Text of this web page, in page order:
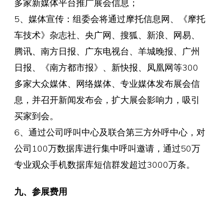
多家新媒体平台推广展会信息；
5、媒体宣传：组委会将通过摩托信息网、《摩托
车技术》杂志社、央广网、搜狐、新浪、网易、
腾讯、南方日报、广东电视台、羊城晚报、广州
日报、《南方都市报》、新快报、凤凰网等300
多家大众媒体、网络媒体、专业媒体发布展会信
息，并召开新闻发布会，扩大展会影响力，吸引
买家到会。
6、通过公司呼叫中心及联合第三方外呼中心，对
公司100万数据库进行集中呼叫邀请，通过50万
专业观众手机数据库短信群发超过3000万条。
九、参展费用